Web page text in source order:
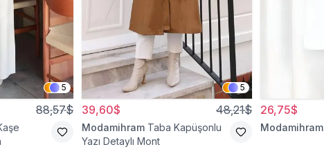
5
88,57$
5
39,60$ 48,21$
Modamihram Taba Kapüşonlu
Yazı Detaylı Mont
26,75$
Modamihram